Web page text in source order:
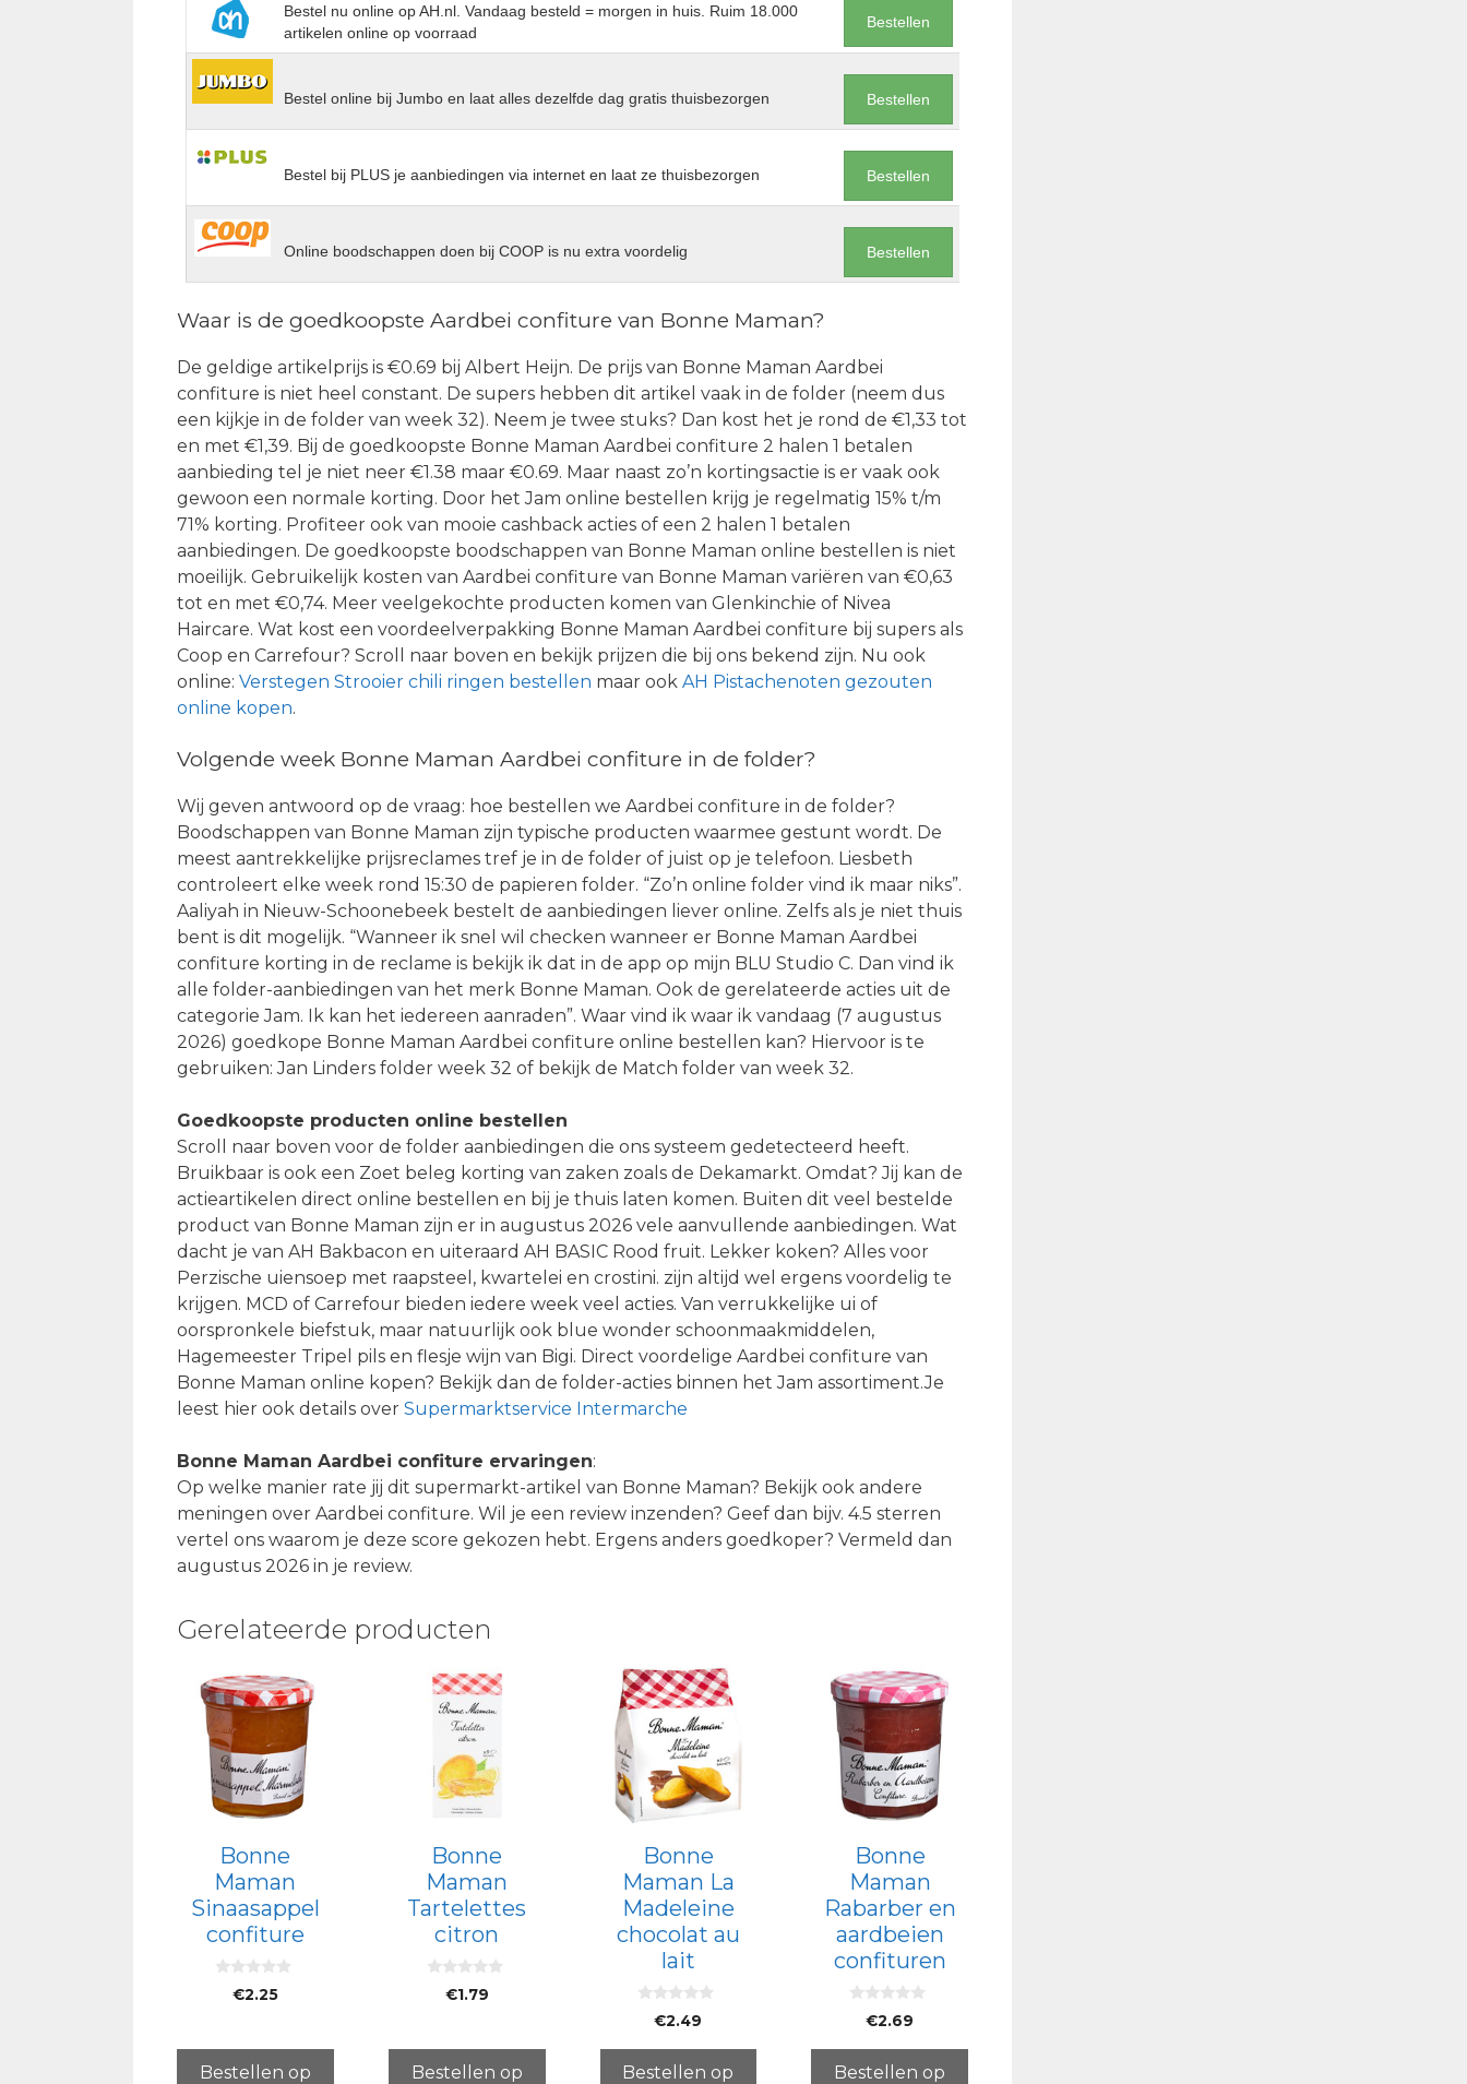
Bestel nu online op AH.nl. Vandaag besteld = morgen in huis. Ruim 18.000
artikelen online op voorraad
Bestellen
Bestel online bij Jumbo en laat alles dezelfde dag gratis thuisbezorgen Bestellen
Bestel bij PLUS je aanbiedingen via internet en laat ze thuisbezorgen Bestellen
Online boodschappen doen bij COOP is nu extra voordelig Bestellen
Waar is de goedkoopste Aardbei confiture van Bonne Maman?
De geldige artikelprijs is €0.69 bij Albert Heijn. De prijs van Bonne Maman Aardbei
confiture is niet heel constant. De supers hebben dit artikel vaak in de folder (neem dus
een kijkje in de folder van week 32). Neem je twee stuks? Dan kost het je rond de €1,33 tot
en met €1,39. Bij de goedkoopste Bonne Maman Aardbei confiture 2 halen 1 betalen
aanbieding tel je niet neer €1.38 maar €0.69. Maar naast zo’n kortingsactie is er vaak ook
gewoon een normale korting. Door het Jam online bestellen krijg je regelmatig 15% t/m
71% korting. Profiteer ook van mooie cashback acties of een 2 halen 1 betalen
aanbiedingen. De goedkoopste boodschappen van Bonne Maman online bestellen is niet
moeilijk. Gebruikelijk kosten van Aardbei confiture van Bonne Maman variëren van €0,63
tot en met €0,74. Meer veelgekochte producten komen van Glenkinchie of Nivea
Haircare. Wat kost een voordeelverpakking Bonne Maman Aardbei confiture bij supers als
Coop en Carrefour? Scroll naar boven en bekijk prijzen die bij ons bekend zijn. Nu ook
online: Verstegen Strooier chili ringen bestellen maar ook AH Pistachenoten gezouten
online kopen.
Volgende week Bonne Maman Aardbei confiture in de folder?
Wij geven antwoord op de vraag: hoe bestellen we Aardbei confiture in de folder?
Boodschappen van Bonne Maman zijn typische producten waarmee gestunt wordt. De
meest aantrekkelijke prijsreclames tref je in de folder of juist op je telefoon. Liesbeth
controleert elke week rond 15:30 de papieren folder. “Zo’n online folder vind ik maar niks”.
Aaliyah in Nieuw-Schoonebeek bestelt de aanbiedingen liever online. Zelfs als je niet thuis
bent is dit mogelijk. “Wanneer ik snel wil checken wanneer er Bonne Maman Aardbei
confiture korting in de reclame is bekijk ik dat in de app op mijn BLU Studio C. Dan vind ik
alle folder-aanbiedingen van het merk Bonne Maman. Ook de gerelateerde acties uit de
categorie Jam. Ik kan het iedereen aanraden”. Waar vind ik waar ik vandaag (7 augustus
2026) goedkope Bonne Maman Aardbei confiture online bestellen kan? Hiervoor is te
gebruiken: Jan Linders folder week 32 of bekijk de Match folder van week 32.
Goedkoopste producten online bestellen
Scroll naar boven voor de folder aanbiedingen die ons systeem gedetecteerd heeft.
Bruikbaar is ook een Zoet beleg korting van zaken zoals de Dekamarkt. Omdat? Jij kan de
actieartikelen direct online bestellen en bij je thuis laten komen. Buiten dit veel bestelde
product van Bonne Maman zijn er in augustus 2026 vele aanvullende aanbiedingen. Wat
dacht je van AH Bakbacon en uiteraard AH BASIC Rood fruit. Lekker koken? Alles voor
Perzische uiensoep met raapsteel, kwartelei en crostini. zijn altijd wel ergens voordelig te
krijgen. MCD of Carrefour bieden iedere week veel acties. Van verrukkelijke ui of
oorspronkele biefstuk, maar natuurlijk ook blue wonder schoonmaakmiddelen,
Hagemeester Tripel pils en flesje wijn van Bigi. Direct voordelige Aardbei confiture van
Bonne Maman online kopen? Bekijk dan de folder-acties binnen het Jam assortiment.Je
leest hier ook details over Supermarktservice Intermarche
Bonne Maman Aardbei confiture ervaringen:
Op welke manier rate jij dit supermarkt-artikel van Bonne Maman? Bekijk ook andere
meningen over Aardbei confiture. Wil je een review inzenden? Geef dan bijv. 4.5 sterren
vertel ons waarom je deze score gekozen hebt. Ergens anders goedkoper? Vermeld dan
augustus 2026 in je review.
Gerelateerde producten
Bonne
Maman
Sinaasappel
confiture
€2.25
Bestellen op
Bonne
Maman
Tartelettes
citron
€1.79
Bestellen op
Bonne
Maman La
Madeleine
chocolat au
lait
5
€2.49
Bestellen op
Bonne
Maman
Rabarber en
aardbeien
confituren
5
€2.69
Bestellen op